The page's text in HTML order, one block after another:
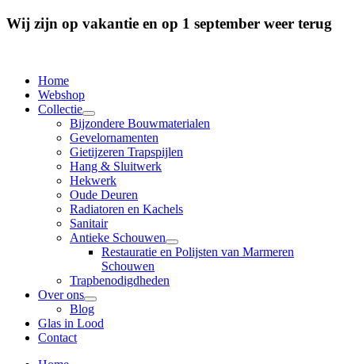
Wij zijn op vakantie en op 1 september weer terug
Home
Webshop
Collectie
Bijzondere Bouwmaterialen
Gevelornamenten
Gietijzeren Trapspijlen
Hang & Sluitwerk
Hekwerk
Oude Deuren
Radiatoren en Kachels
Sanitair
Antieke Schouwen
Restauratie en Polijsten van Marmeren
Schouwen
Trapbenodigdheden
Over ons
Blog
Glas in Lood
Contact